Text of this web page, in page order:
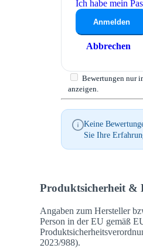
Ich habe mein
Anmelden
Abbrechen
Bewertungen nur
anzeigen.
Keine
Sie Ihre
Produktsicherheit &
Angaben zum Hersteller
Person in der EU gemäß
2023/988).